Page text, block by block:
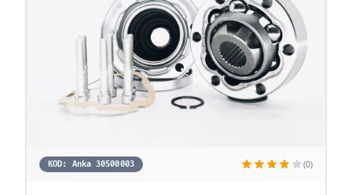
KOD: Anka 30500003 (0)